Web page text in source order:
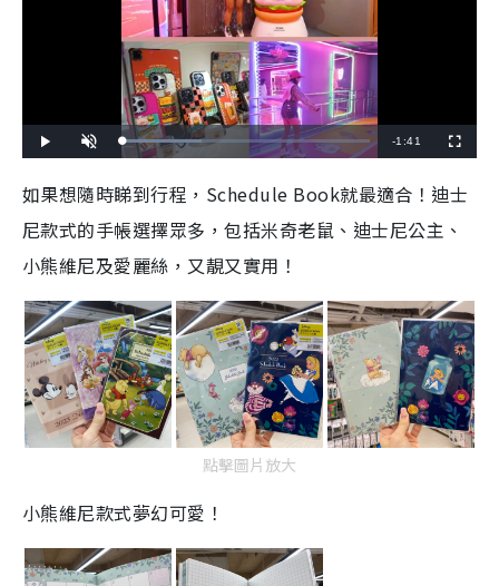
l
n
t
e
L
o
e
d
3
2
0
8
%
R
a
n
n
g
T
-1:41
u
s
c
e
e
如果想隨時睇到行程，Schedule Book就最適合！迪士
尼款式的手帳選擇眾多，包括米奇老鼠、迪士尼公主、
小熊維尼及愛麗絲，又靚又實用！
點擊圖片放大
小熊維尼款式夢幻可愛！